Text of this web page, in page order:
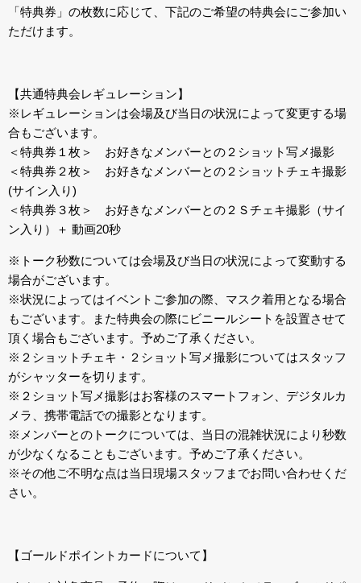
「特典券」の枚数に応じて、下記のご希望の特典会にご参加い
ただけます。
【共通特典会レギュレーション】
※レギュレーションは会場及び当日の状況によって変更する場
合もございます。
＜特典券１枚＞ お好きなメンバーとの２ショット写メ撮影
＜特典券２枚＞ お好きなメンバーとの２ショットチェキ撮影
(サイン入り)
＜特典券３枚＞ お好きなメンバーとの２Ｓチェキ撮影（サイ
ン入り）＋ 動画20秒
※トーク秒数については会場及び当日の状況によって変動する
場合がございます。
※状況によってはイベントご参加の際、マスク着用となる場合
もございます。また特典会の際にビニールシートを設置させて
頂く場合もございます。予めご了承ください。
※２ショットチェキ・２ショット写メ撮影についてはスタッフ
がシャッターを切ります。
※２ショット写メ撮影はお客様のスマートフォン、デジタルカ
メラ、携帯電話での撮影となります。
※メンバーとのトークについては、当日の混雑状況により秒数
が少なくなることもございます。予めご了承ください。
※その他ご不明な点は当日現場スタッフまでお問い合わせくだ
さい。
【ゴールドポイントカードについて】